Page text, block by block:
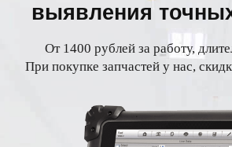
выявления
От 1400 рублей за работу,
При покупке запчастей у нас,